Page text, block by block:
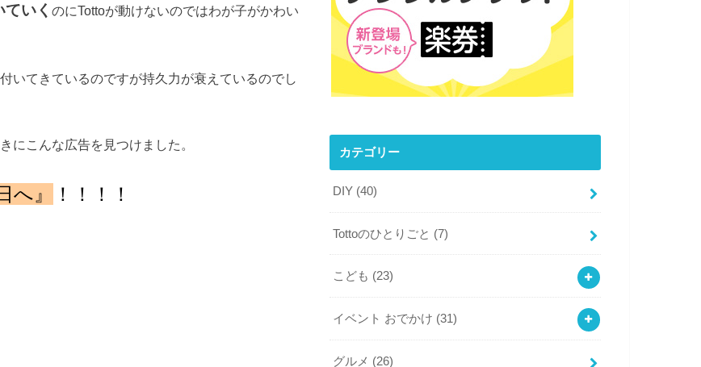
いく のにTottoが動けないのではわが子がかわい
いてきているのですが持久力が衰えているのでし
にこんな広告を見つけました。
へ』 ！！！！
カテゴリー
DIY (40)
Tottoのひとりごと (7)
こども (23)
イベント おでかけ (31)
グルメ (26)